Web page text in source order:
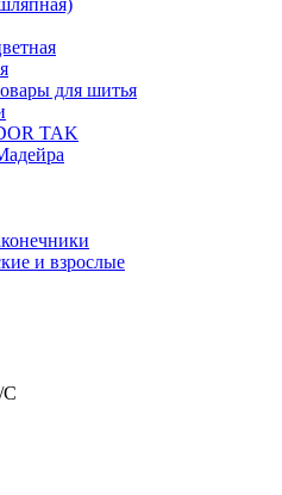
для шитья
TAK
и взрослые
С